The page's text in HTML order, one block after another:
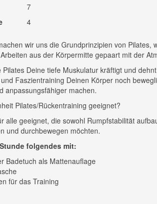
7
4
wir uns die Grundprinzipien von Pilates,
aus der Körpermitte gepaart mit der
Pilates Deine tiefe Muskulatur kräftigt und
Faszientraining Deinen Körper noch
anpassungsfähiger machen.
Pilates/Rückentraining geeignet?
alle geeignet, die sowohl Rumpfstabilität
und durchbewegen möchten.
folgendes mit:
Badetuch als Mattenauflage
für das Training